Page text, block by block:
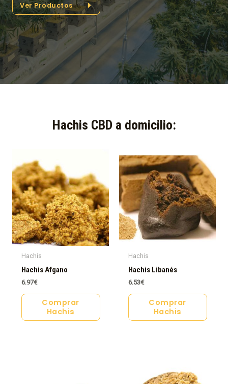
Ver Productos
Hachis CBD a domicilio:​
Hachis
Hachis Afgano
6.97€
Comprar
Hachis
Hachis
Hachis Libanés
6.53€
Comprar
Hachis